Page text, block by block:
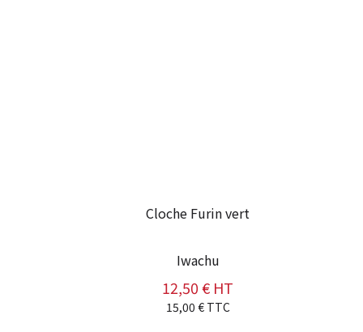
Cloche Furin vert
Iwachu
15,00 € TTC
Prix
12,50 € HT